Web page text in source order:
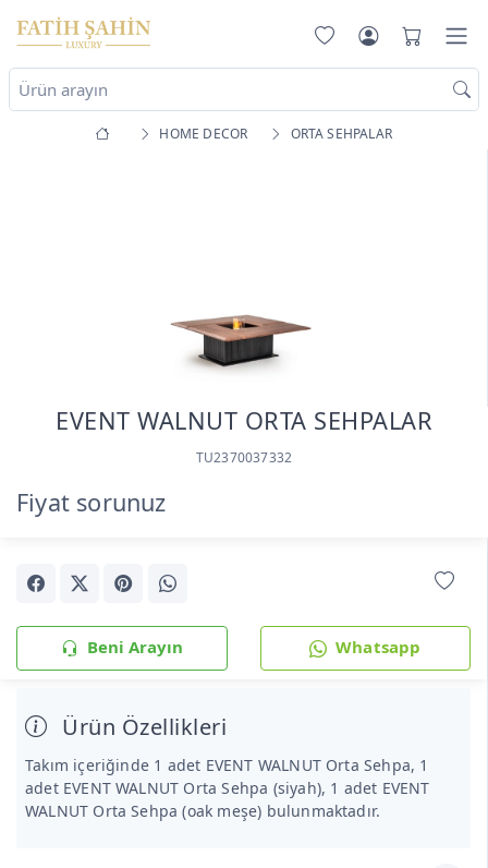
HOME DECOR ORTA SEHPALAR
EVENT WALNUT ORTA SEHPALAR
TU2370037332
Fiyat sorunuz
Beni Arayın Whatsapp
Ürün Özellikleri
Takım içeriğinde 1 adet EVENT WALNUT Orta Sehpa, 1
adet EVENT WALNUT Orta Sehpa (siyah), 1 adet EVENT
WALNUT Orta Sehpa (oak meşe) bulunmaktadır.